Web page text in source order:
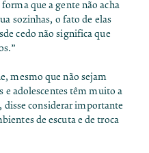
que a gente não acha
sozinhas, o fato de elas
cedo não significa que
mesmo que não sejam
e adolescentes têm muito a
disse considerar importante
de escuta e de troca